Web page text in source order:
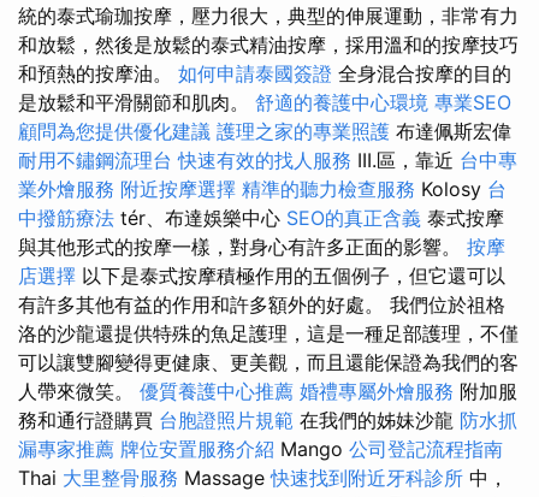
統的泰式瑜珈按摩，壓力很大，典型的伸展運動，非常有力
和放鬆，然後是放鬆的泰式精油按摩，採用溫和的按摩技巧
和預熱的按摩油。 如何申請泰國簽證 全身混合按摩的目的
是放鬆和平滑關節和肌肉。 舒適的養護中心環境 專業SEO
顧問為您提供優化建議 護理之家的專業照護 布達佩斯宏偉
耐用不鏽鋼流理台 快速有效的找人服務 III.區，靠近 台中專
業外燴服務 附近按摩選擇 精準的聽力檢查服務 Kolosy 台
中撥筋療法 tér、布達娛樂中心 SEO的真正含義 泰式按摩
與其他形式的按摩一樣，對身心有許多正面的影響。 按摩
店選擇 以下是泰式按摩積極作用的五個例子，但它還可以
有許多其他有益的作用和許多額外的好處。 我們位於祖格
洛的沙龍還提供特殊的魚足護理，這是一種足部護理，不僅
可以讓雙腳變得更健康、更美觀，而且還能保證為我們的客
人帶來微笑。 優質養護中心推薦 婚禮專屬外燴服務 附加服
務和通行證購買 台胞證照片規範 在我們的姊妹沙龍 防水抓
漏專家推薦 牌位安置服務介紹 Mango 公司登記流程指南
Thai 大里整骨服務 Massage快速找到附近牙科診所 中，